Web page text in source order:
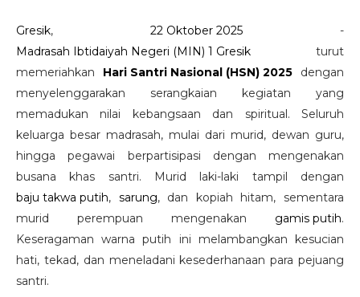
Gresik, 22 Oktober 2025 -
Madrasah Ibtidaiyah Negeri (MIN) 1 Gresik turut
memeriahkan Hari Santri Nasional (HSN) 2025 dengan
menyelenggarakan serangkaian kegiatan yang
memadukan nilai kebangsaan dan spiritual. Seluruh
keluarga besar madrasah, mulai dari murid, dewan guru,
hingga pegawai berpartisipasi dengan mengenakan
busana khas santri. Murid laki-laki tampil dengan
baju takwa putih, sarung, dan kopiah hitam, sementara
murid perempuan mengenakan gamis putih.
Keseragaman warna putih ini melambangkan kesucian
hati, tekad, dan meneladani kesederhanaan para pejuang
santri.